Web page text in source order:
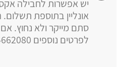
יש אפשרות לחבילה
אונליין בתוספת תשלום.
סתם מייקר ולא נחוץ.
לפרטים נוספים 0774662080.